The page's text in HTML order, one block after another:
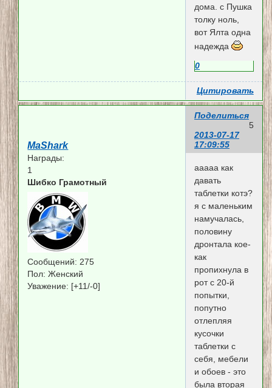
дома. с Пушка
толку ноль,
вот Ялта одна
надежда
0
Цитировать
Поделиться
5
2013-07-17
17:09:55
MaShark
Награды:
1
Шибко Грамотный
Сообщений: 275
Пол: Женский
Уважение: [+11/-0]
ааааа как
давать
таблетки котэ?
я с маленьким
намучалась,
половину
дронтала кое-
как
пропихнула в
рот с 20-й
попытки,
попутно
отлепляя
кусочки
таблетки с
себя, мебели
и обоев - это
была вторая